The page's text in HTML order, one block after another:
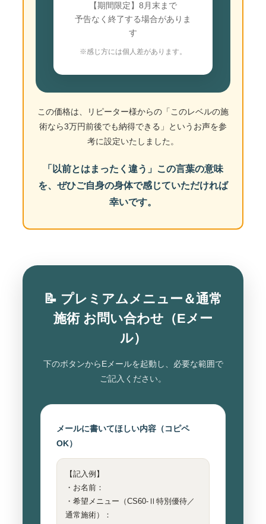
【期間限定】8月末まで
予告なく終了する場合がありま
す
※感じ方には個人差があります。
この価格は、リピーター様からの「このレベルの施
術なら3万円前後でも納得できる」というお声を参
考に設定いたしました。
「以前とはまったく違う」この言葉の意味
を、ぜひご自身の身体で感じていただければ
幸いです。
📝 プレミアムメニュー＆通常
施術 お問い合わせ（Eメー
ル）
下のボタンからEメールを起動し、必要な範囲で
ご記入ください。
メールに書いてほしい内容（コピペ
OK）
【記入例】
・お名前：
・希望メニュー（CS60-Ⅱ特別優待／
通常施術）：